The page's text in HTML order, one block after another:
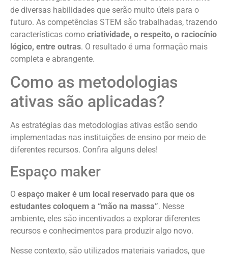
de diversas habilidades que serão muito úteis para o
futuro. As competências STEM são trabalhadas, trazendo
características como criatividade, o respeito, o raciocínio
lógico, entre outras. O resultado é uma formação mais
completa e abrangente.
Como as metodologias
ativas são aplicadas?
As estratégias das metodologias ativas estão sendo
implementadas nas instituições de ensino por meio de
diferentes recursos. Confira alguns deles!
Espaço maker
O espaço maker é um local reservado para que os
estudantes coloquem a “mão na massa”. Nesse
ambiente, eles são incentivados a explorar diferentes
recursos e conhecimentos para produzir algo novo.
Nesse contexto, são utilizados materiais variados, que